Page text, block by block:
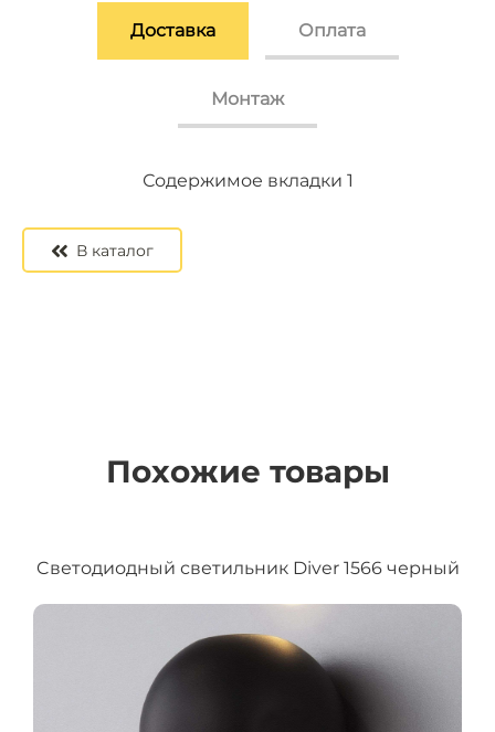
Доставка Оплата
Монтаж
Содержимое вкладки 1
Содержимое вкладки 2
Содержимое вкладки 3
В каталог
Похожие товары
Cветодиодный светильник Diver 1566 черный